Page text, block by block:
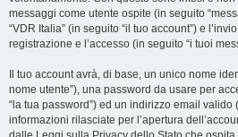
messaggi come utente ospite (in seguito
“VDR Italia” (in seguito “il tuo account”) e
registrazione e l’accesso (in seguito “i tuoi
Il tuo account avrà, di base, un unico nome
nome utente”), una password da usare per
“la tua password”) ed un indirizzo email valido
informazioni rilasciate per l’apertura